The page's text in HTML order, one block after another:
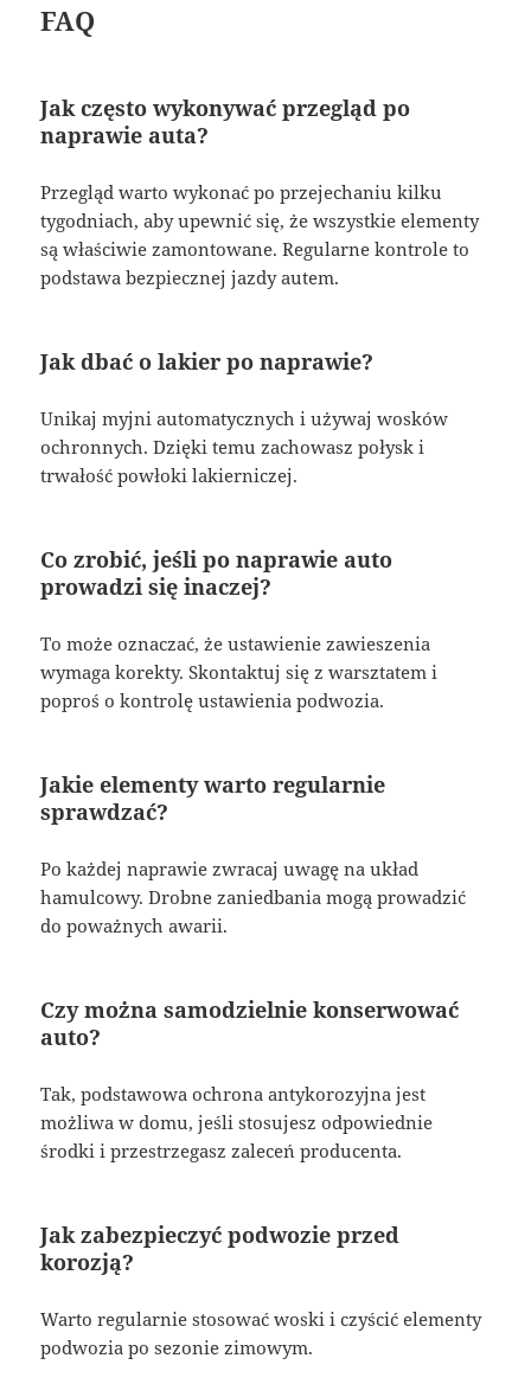
FAQ
Jak często wykonywać przegląd po
naprawie auta?
Przegląd warto wykonać po przejechaniu kilku
tygodniach, aby upewnić się, że wszystkie elementy
są właściwie zamontowane. Regularne kontrole to
podstawa bezpiecznej jazdy autem.
Jak dbać o lakier po naprawie?
Unikaj myjni automatycznych i używaj wosków
ochronnych. Dzięki temu zachowasz połysk i
trwałość powłoki lakierniczej.
Co zrobić, jeśli po naprawie auto
prowadzi się inaczej?
To może oznaczać, że ustawienie zawieszenia
wymaga korekty. Skontaktuj się z warsztatem i
poproś o kontrolę ustawienia podwozia.
Jakie elementy warto regularnie
sprawdzać?
Po każdej naprawie zwracaj uwagę na układ
hamulcowy. Drobne zaniedbania mogą prowadzić
do poważnych awarii.
Czy można samodzielnie konserwować
auto?
Tak, podstawowa ochrona antykorozyjna jest
możliwa w domu, jeśli stosujesz odpowiednie
środki i przestrzegasz zaleceń producenta.
Jak zabezpieczyć podwozie przed
korozją?
Warto regularnie stosować woski i czyścić elementy
podwozia po sezonie zimowym.